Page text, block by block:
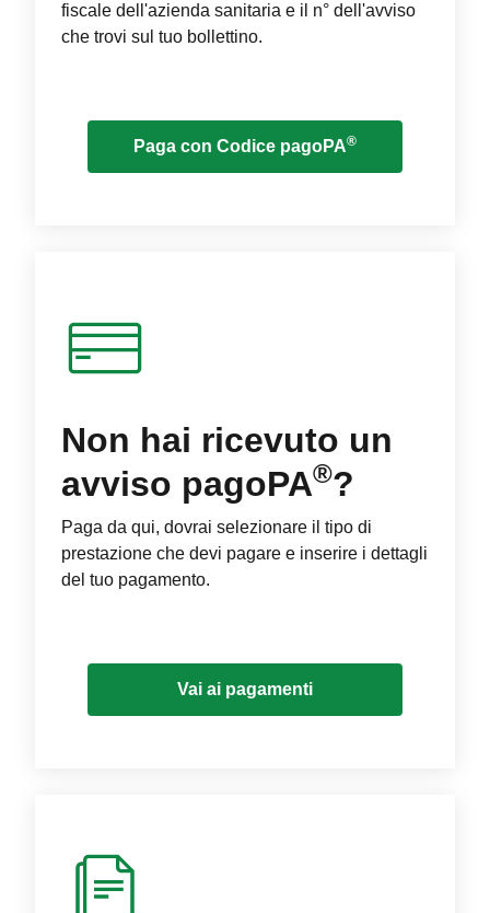
fiscale dell'azienda sanitaria e il n° dell'avviso
che trovi sul tuo bollettino.
Paga con Codice pagoPA®
Non hai ricevuto un
avviso pagoPA®?
Paga da qui, dovrai selezionare il tipo di
prestazione che devi pagare e inserire i dettagli
del tuo pagamento.
Vai ai pagamenti